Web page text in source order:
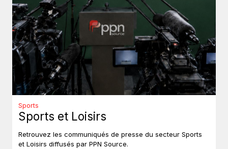
Sports
Sports et Loisirs
Retrouvez les communiqués de presse du secteur Sports
et Loisirs diffusés par PPN Source.